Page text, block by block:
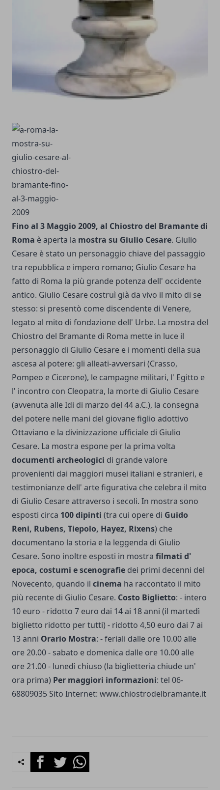
Fino al 3 Maggio 2009, al Chiostro del Bramante di
Roma è aperta la mostra su Giulio Cesare. Giulio
Cesare è stato un personaggio chiave del passaggio
tra repubblica e impero romano; Giulio Cesare ha
fatto di Roma la più grande potenza dell' occidente
antico. Giulio Cesare costruì già da vivo il mito di se
stesso: si presentò come discendente di Venere,
legato al mito di fondazione dell' Urbe. La mostra del
Chiostro del Bramante di Roma mette in luce il
personaggio di Giulio Cesare e i momenti della sua
ascesa al potere: gli alleati-avversari (Crasso,
Pompeo e Cicerone), le campagne militari, l' Egitto e
l' incontro con Cleopatra, la morte di Giulio Cesare
(avvenuta alle Idi di marzo del 44 a.C.), la consegna
del potere nelle mani del giovane figlio adottivo
Ottaviano e la divinizzazione ufficiale di Giulio
Cesare. La mostra espone per la prima volta
documenti archeologici di grande valore
provenienti dai maggiori musei italiani e stranieri, e
testimonianze dell' arte figurativa che celebra il mito
di Giulio Cesare attraverso i secoli. In mostra sono
esposti circa 100 dipinti (tra cui opere di Guido
Reni, Rubens, Tiepolo, Hayez, Rixens) che
documentano la storia e la leggenda di Giulio
Cesare. Sono inoltre esposti in mostra filmati d'
epoca, costumi e scenografie dei primi decenni del
Novecento, quando il cinema ha raccontato il mito
più recente di Giulio Cesare. Costo Biglietto: - intero
10 euro - ridotto 7 euro dai 14 ai 18 anni (il martedì
biglietto ridotto per tutti) - ridotto 4,50 euro dai 7 ai
13 anni Orario Mostra: - feriali dalle ore 10.00 alle
ore 20.00 - sabato e domenica dalle ore 10.00 alle
ore 21.00 - lunedì chiuso (la biglietteria chiude un'
ora prima) Per maggiori informazioni: tel 06-
68809035 Sito Internet: www.chiostrodelbramante.it
FacebookTwitterWhatsapp